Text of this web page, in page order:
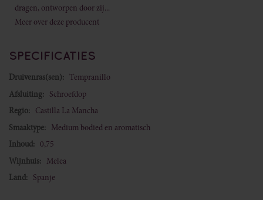
dragen, ontworpen door zij...
Meer over deze producent
SPECIFICATIES
Meer
informatie
Tempranillo
Schroefdop
Castilla La Mancha
Medium bodied en aromatisch
0,75
Melea
Spanje